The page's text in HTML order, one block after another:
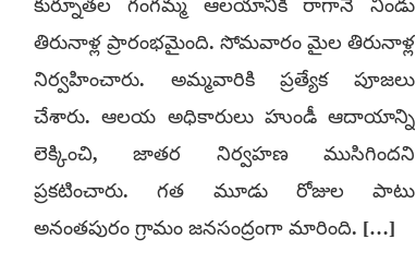
కుర్నూతల గంగమ్మ ఆలయానికి రాగానే నిండు
తిరునాళ్ల ప్రారంభమైంది. సోమవారం మైల తిరునాళ్ల
నిర్వహించారు. అమ్మవారికి ప్రత్యేక పూజలు
చేశారు. ఆలయ అధికారులు హుండీ ఆదాయాన్ని
లెక్కించి, జాతర నిర్వహణ ముసిగిందని
ప్రకటించారు. గత మూడు రోజుల పాటు
అనంతపురం గ్రామం జనసంద్రంగా మారింది. […]